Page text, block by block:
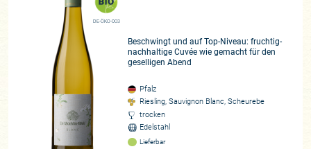
DE-ÖKO-003
Beschwingt und auf Top-Niveau: fruchtig-
nachhaltige Cuvée wie gemacht für den
geselligen Abend
Pfalz
Riesling, Sauvignon Blanc, Scheurebe
trocken
Edelstahl
Lieferbar